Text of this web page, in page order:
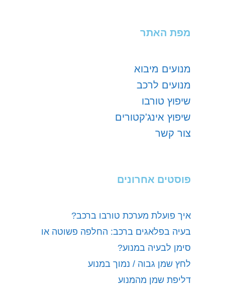
מפת האתר
מנועים מיבוא
מנועים לרכב
שיפוץ טורבו
שיפוץ אינג'קטורים
צור קשר
פוסטים אחרונים
איך פועלת מערכת טורבו ברכב?
בעיה בפלאגים ברכב: החלפה פשוטה או
סימן לבעיה במנוע?
לחץ שמן גבוה / נמוך במנוע
דליפת שמן מהמנוע